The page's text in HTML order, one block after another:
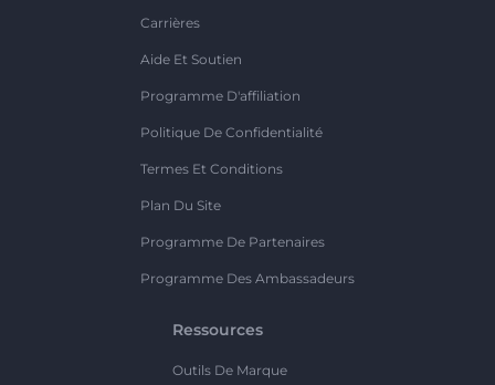
Carrières
Aide Et Soutien
Programme D'affiliation
Politique De Confidentialité
Termes Et Conditions
Plan Du Site
Programme De Partenaires
Programme Des Ambassadeurs
Ressources
Outils De Marque